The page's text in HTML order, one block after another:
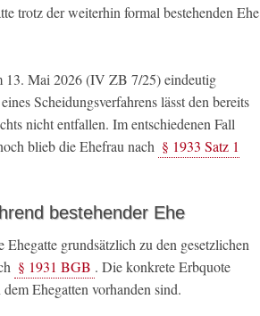
trotz der weiterhin formal bestehenden Ehe
13. Mai 2026 (IV ZB 7/25) eindeutig
Scheidungsverfahrens lässt den bereits
nicht entfallen. Im entschiedenen Fall
blieb die Ehefrau nach § 1933 Satz 1
bestehender Ehe
grundsätzlich zu den gesetzlichen
§ 1931 BGB . Die konkrete Erbquote
Ehegatten vorhanden sind.